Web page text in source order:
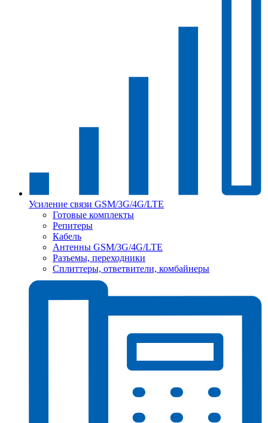
Усиление связи GSM/3G/4G/LTE
Готовые комплекты
Репитеры
Кабель
Антенны GSM/3G/4G/LTE
Разъемы, переходники
Сплиттеры, ответвители, комбайнеры